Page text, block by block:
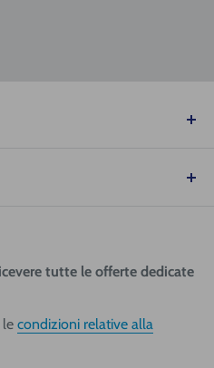
lavoro saranno sempre
e senza intoppi!
(UD)
tutte le offerte dedicate
le condizioni relative alla